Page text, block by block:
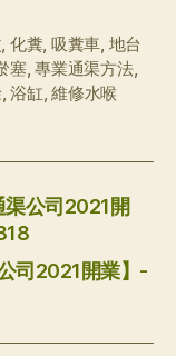
, 化糞, 吸糞車, 地台
塞,專業通渠方法,
,浴缸,維修水喉
渠公司2021開
司2021開業】-